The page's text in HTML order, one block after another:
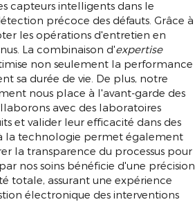
capteurs intelligents dans le
précoce des défauts. Grâce à
les opérations d'entretien en
La combinaison d'expertise
non seulement la performance
sa durée de vie. De plus, notre
nous place à l'avant-garde des
avec des laboratoires
et valider leur efficacité dans des
la technologie permet également
la transparence du processus pour
nos soins bénéficie d'une précision
totale, assurant une expérience
électronique des interventions